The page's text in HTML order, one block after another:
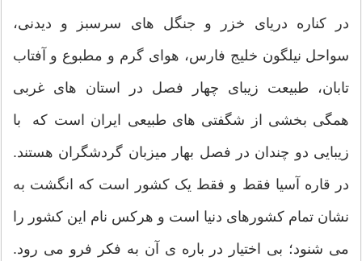
در کناره دریای خزر و جنگل های سرسبز و دیدنی،
سواحل نیلگون خلیج فارس، هوای گرم و مطبوع و آفتاب
تابان، طبیعت زیبای چهار فصل در استان های غربی
همگی بخشی از شگفتی های طبیعی ایران است که با
زیبایی دو چندان در فصل بهار میزبان گردشگران هستند.
در قاره آسیا فقط و فقط یک کشور است که انگشت به
نشان تمام کشورهای دنیا است و هرکس نام این کشور را
می شنود؛ بی اختیار در باره ی آن به فکر فرو می رود.